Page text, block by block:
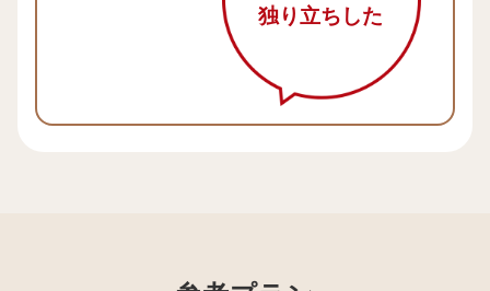
独り立ちした